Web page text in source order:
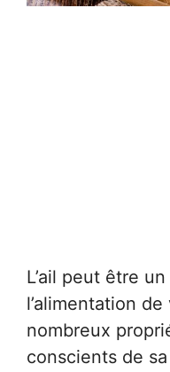
L’ail peut être
l’alimentation
nombreux
conscients de